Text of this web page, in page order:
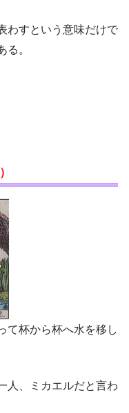
わすという意味だけで
る。
て杯から杯へ水を移し
人、ミカエルだと言わ